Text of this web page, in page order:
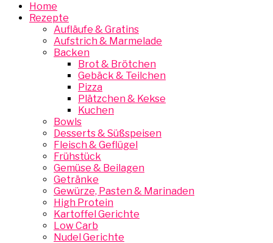
Home
Rezepte
Aufläufe & Gratins
Aufstrich & Marmelade
Backen
Brot & Brötchen
Gebäck & Teilchen
Pizza
Plätzchen & Kekse
Kuchen
Bowls
Desserts & Süßspeisen
Fleisch & Geflügel
Frühstück
Gemüse & Beilagen
Getränke
Gewürze, Pasten & Marinaden
High Protein
Kartoffel Gerichte
Low Carb
Nudel Gerichte